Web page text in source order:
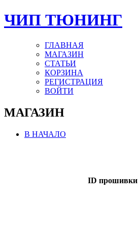
ЧИП ТЮНИНГ
ГЛАВНАЯ
МАГАЗИН
СТАТЬИ
КОРЗИНА
РЕГИСТРАЦИЯ
ВОЙТИ
МАГАЗИН
В НАЧАЛО
ID прошивки